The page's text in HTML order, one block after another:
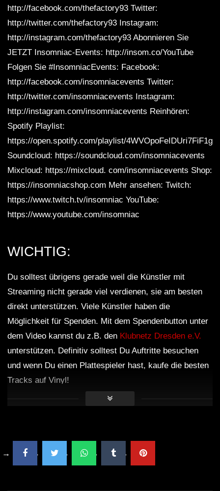
http://facebook.com/thefactory93 Twitter:
http://twitter.com/thefactory93 Instagram:
http://instagram.com/thefactory93 Abonnieren Sie
JETZT Insomniac-Events: http://insom.co/YouTube
Folgen Sie #InsomniacEvents: Facebook:
http://facebook.com/insomniacevents Twitter:
http://twitter.com/insomniacevents Instagram:
http://instagram.com/insomniacevents Reinhören:
Spotify Playlist:
https://open.spotify.com/playlist/
Soundcloud: https://soundcloud.com/insomniacevents
Mixcloud: https://mixcloud. com/insomniacevents Shop:
https://insomniacshop.com Mehr ansehen: Twitch:
https://www.twitch.tv/insomniac YouTube:
https://www.youtube.com/insomniac
WICHTIG:
Du solltest übrigens gerade weil die Künstler mit
Streaming nicht gerade viel verdienen, sie am besten
direkt unterstützen. Viele Künstler haben die
Möglichkeit für Spenden. Mit dem Spendenbutton unter
dem Video kannst du z.B. den Klubnetz Dresden e.V.
unterstützen. Definitiv solltest Du Auftritte besuchen
und wenn Du einen Plattespieler hast, kaufe die besten
Tracks auf Vinyl!